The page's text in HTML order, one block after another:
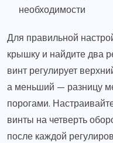
необходимости
Для правильной
крышку и найдите два
винт регулирует
а меньший — разницу
порогами.
винты на четверть
после каждой